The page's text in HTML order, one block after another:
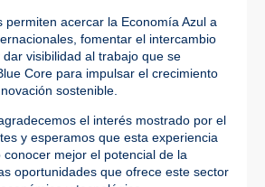
permiten acercar la Economía Azul a
fomentar el intercambio
visibilidad al trabajo que se
Core para impulsar el crecimiento
sostenible.
el interés mostrado por el
y esperamos que esta experiencia
conocer mejor el potencial de la
oportunidades que ofrece este sector